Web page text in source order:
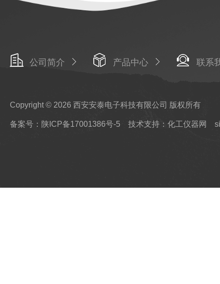
公司简介 产品中心 联系
Copyright © 2026 西安安泰电子科技有限公司 版权所有
备案号：陕ICP备17001386号-5 技术支持：化工仪器网